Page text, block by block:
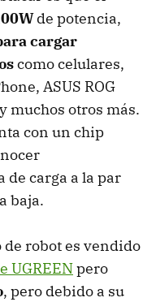
de potencia,
cargar
como celulares,
ASUS ROG
muchos otros más.
con un chip
de carga a la par
baja.
de robot es vendido
UGREENpero
, pero debido a su